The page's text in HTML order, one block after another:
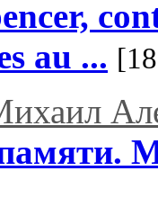
au ...
памяти.